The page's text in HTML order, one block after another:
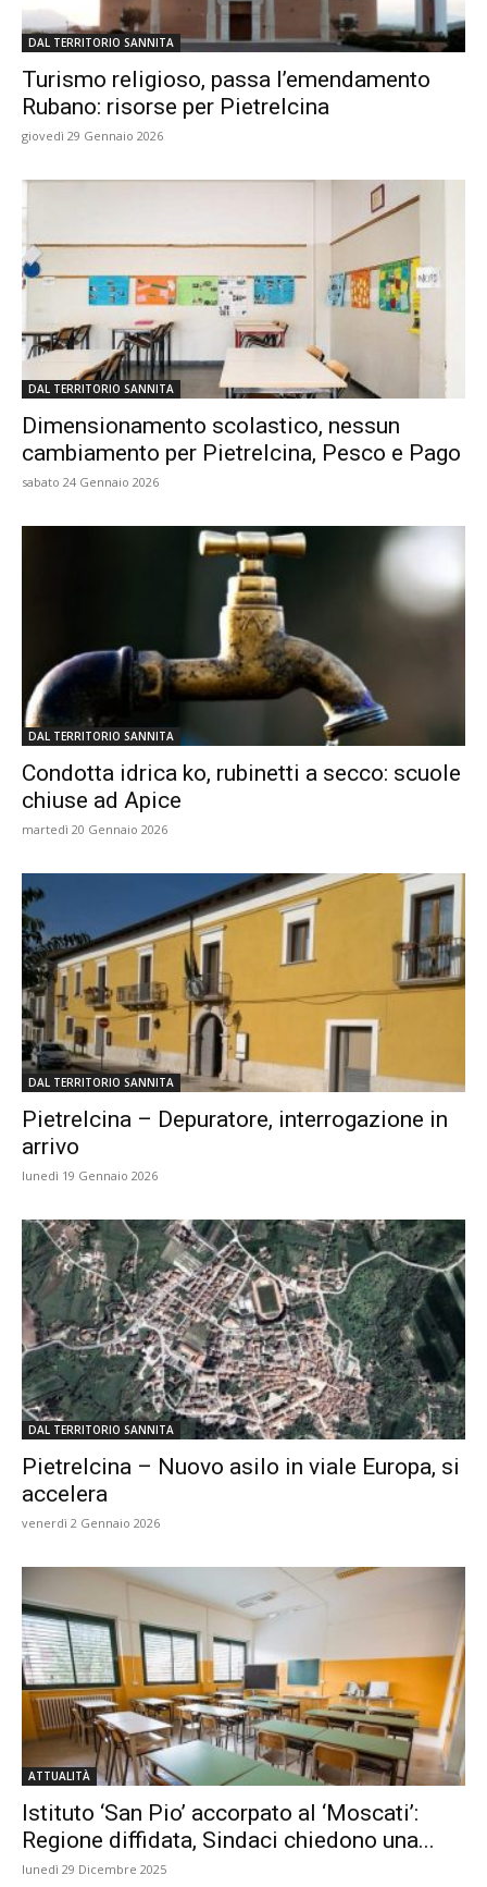
DAL TERRITORIO SANNITA
Turismo religioso, passa l’emendamento
Rubano: risorse per Pietrelcina
giovedì 29 Gennaio 2026
DAL TERRITORIO SANNITA
Dimensionamento scolastico, nessun
cambiamento per Pietrelcina, Pesco e Pago
sabato 24 Gennaio 2026
DAL TERRITORIO SANNITA
Condotta idrica ko, rubinetti a secco: scuole
chiuse ad Apice
martedì 20 Gennaio 2026
DAL TERRITORIO SANNITA
Pietrelcina – Depuratore, interrogazione in
arrivo
lunedì 19 Gennaio 2026
DAL TERRITORIO SANNITA
Pietrelcina – Nuovo asilo in viale Europa, si
accelera
venerdì 2 Gennaio 2026
ATTUALITÀ
Istituto ‘San Pio’ accorpato al ‘Moscati’:
Regione diffidata, Sindaci chiedono una...
lunedì 29 Dicembre 2025